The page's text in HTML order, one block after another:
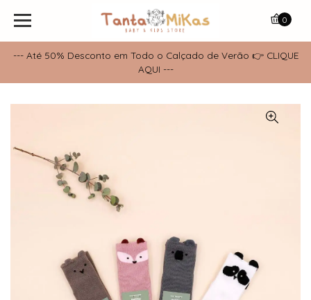
--- Até 50% Desconto em Todo o Calçado de Verão 👉 CLIQUE
AQUI ---
0